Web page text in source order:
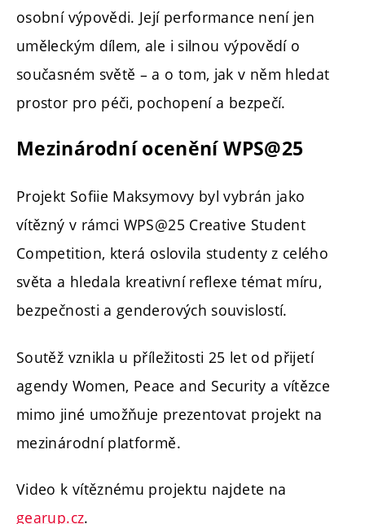
osobní výpovědi. Její performance není jen
uměleckým dílem, ale i silnou výpovědí o
současném světě – a o tom, jak v něm hledat
prostor pro péči, pochopení a bezpečí.
Mezinárodní ocenění WPS@25
Projekt Sofiie Maksymovy byl vybrán jako
vítězný v rámci WPS@25 Creative Student
Competition, která oslovila studenty z celého
světa a hledala kreativní reflexe témat míru,
bezpečnosti a genderových souvislostí.
Soutěž vznikla u příležitosti 25 let od přijetí
agendy Women, Peace and Security a vítězce
mimo jiné umožňuje prezentovat projekt na
mezinárodní platformě.
Video k vítěznému projektu najdete na
gearup.cz.